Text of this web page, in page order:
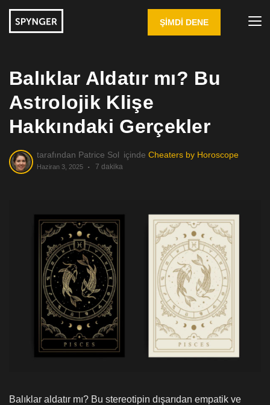
ŞIMDI DENE
Balıklar Aldatır mı? Bu
Astrolojik Klişe
Hakkındaki Gerçekler
tarafından Patrice Sol içinde Cheaters by Horoscope
Haziran 3, 2025 7 dakika
Balıklar aldatır mı? Bu stereotipin dışarıdan empatik ve